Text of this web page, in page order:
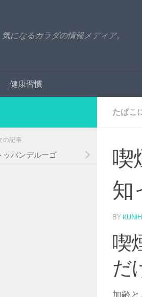
気になるカラダの情報メディア。
健康習慣
たばこ
喫
知
BY
喫
だ
の記事
バンデルーゴ